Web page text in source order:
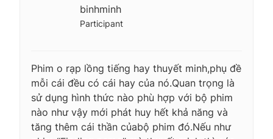
binhminh
Participant
Phim o rạp lồng tiếng hay thuyết minh,phụ đề
mỗi cái đều có cái hay của nó.Quan trọng là
sử dụng hình thức nào phù hợp với bộ phim
nào như vậy mới phát huy hết khả năng và
tăng thêm cái thần củabộ phim đó.Nếu như